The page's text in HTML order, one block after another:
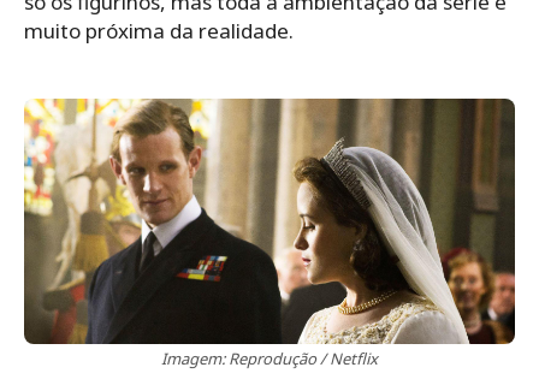
muito próxima da realidade.
Imagem: Reprodução / Netflix